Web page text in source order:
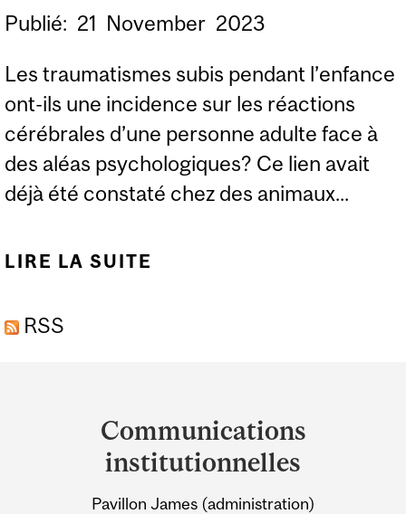
Publié: 21 November 2023
Les traumatismes subis pendant l’enfance
ont-ils une incidence sur les réactions
cérébrales d’une personne adulte face à
des aléas psychologiques? Ce lien avait
déjà été constaté chez des animaux...
LIRE LA SUITE
RSS
University
Information
Communications
institutionnelles
Pavillon James (administration)